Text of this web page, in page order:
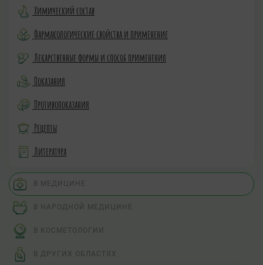
Химический состав
Фармакологические свойства и применение
Лекарственные формы и способ применения
Показания
Противопоказания
Рецепты
Литература
В МЕДИЦИНЕ
В НАРОДНОЙ МЕДИЦИНЕ
В КОСМЕТОЛОГИИ
В ДРУГИХ ОБЛАСТЯХ